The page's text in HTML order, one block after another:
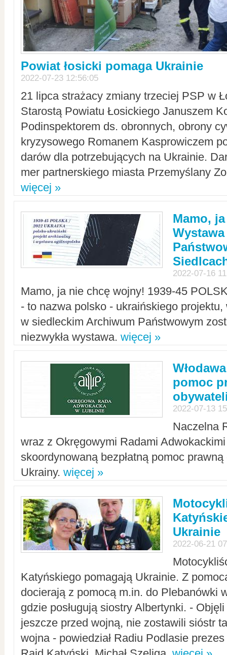
Powiat łosicki pomaga Ukrainie
2022-07-23 12:56:05
21 lipca strażacy zmiany trzeciej PSP w
Starostą Powiatu Łosickiego Januszem
Podinspektorem ds. obronnych, obrony
kryzysowego Romanem Kasprowiczem
darów dla potrzebujących na Ukrainie.
mer partnerskiego miasta Przemyślany
więcej »
Mamo,
2022-07-16
Mamo, ja nie chcę wojny! 1939-45
- to nazwa polsko - ukraińskiego
w siedleckim Archiwum Państwowym
niezwykła wystawa. więcej »
pomoc
2022-07-13
Naczelna
wraz z Okręgowymi Radami Adwokackimi
skoordynowaną bezpłatną pomoc
Ukrainy. więcej »
Ukrainie
2022-06-21
Katyńskiego pomagają Ukrainie. Z
docierają z pomocą m.in. do Plebanówki
gdzie posługują siostry Albertynki. -
jeszcze przed wojną, nie zostawili sióstr
wojna - powiedział Radiu Podlasie